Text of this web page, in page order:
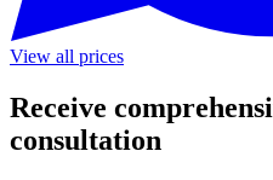
View all prices
Receive
consultation